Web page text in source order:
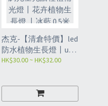
杰克-【清倉特價】led
防水植物生長燈丨usb
燈帶觸摸調光全光譜
防水/3米防水
（8107/8132）
HK$30.00 ~ HK$32.00